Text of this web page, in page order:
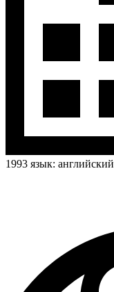
1993 язык: английский